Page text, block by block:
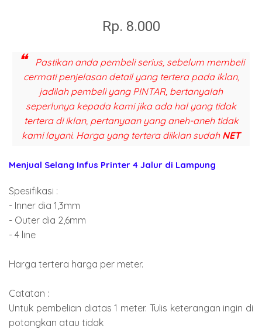
Rp. 8.000
Pastikan anda pembeli serius, sebelum membeli
cermati penjelasan detail yang tertera pada iklan,
jadilah pembeli yang PINTAR, bertanyalah
seperlunya kepada kami jika ada hal yang tidak
tertera di iklan, pertanyaan yang aneh-aneh tidak
kami layani. Harga yang tertera diiklan sudah NET
Menjual Selang Infus Printer 4 Jalur di Lampung
Spesifikasi :
- Inner dia 1,3mm
- Outer dia 2,6mm
- 4 line
Harga tertera harga per meter.
Catatan :
Untuk pembelian diatas 1 meter. Tulis keterangan ingin di
potongkan atau tidak